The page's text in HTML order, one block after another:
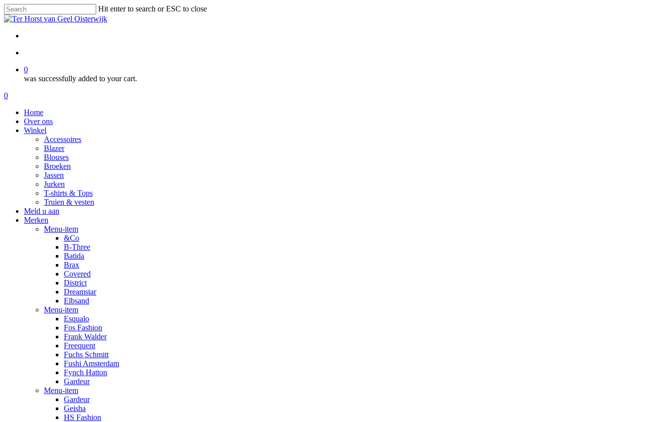
Skip
to
content
Hit enter to search or ESC to close
Close
0
was successfully added to your cart.
Menu
search
0
Home
Over ons
Winkel
Accessoires
Blazer
Blouses
Broeken
Jassen
Jurken
T-shirts & Tops
Truien & vesten
Meld u aan
Merken
Menu-item
&Co
B-Three
Batida
Brax
Covered
District
Dreamstar
Elbsand
Menu-item
Esqualo
Fos Fashion
Frank Walder
Freequent
Fuchs Schmitt
Fushi Amsterdam
Fynch Hatton
Gardeur
Menu-item
Gardeur
Geisha
HS Fashion